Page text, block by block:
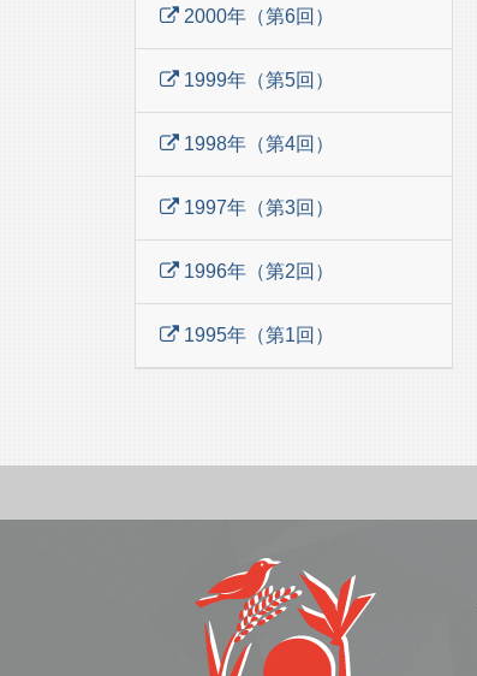
2000年（第6回）
1999年（第5回）
1998年（第4回）
1997年（第3回）
1996年（第2回）
1995年（第1回）